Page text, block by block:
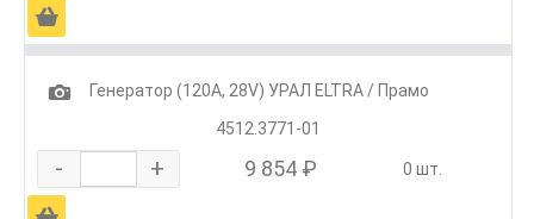
Ä
1
Генератор (120А, 28V) УРАЛ ELTRA / Прамо
4512.3771-01
- + 9 854 ₽ 0 шт.